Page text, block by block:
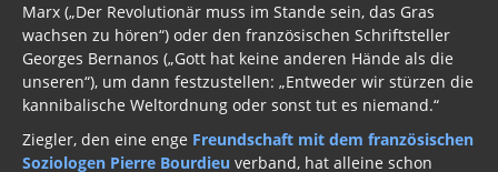
New Zealand
China Lake
Freimaurer Bücher
google
Marx („Der Revolutionär muss im Stande sein, das Gras
wachsen zu hören“) oder den französischen Schriftsteller
Georges Bernanos („Gott hat keine anderen Hände als die
unseren“), um dann festzustellen: „Entweder wir stürzen die
kannibalische Weltordnung oder sonst tut es niemand.“
Ziegler, den eine enge Freundschaft mit dem französischen
Soziologen Pierre Bourdieu verband, hat alleine schon